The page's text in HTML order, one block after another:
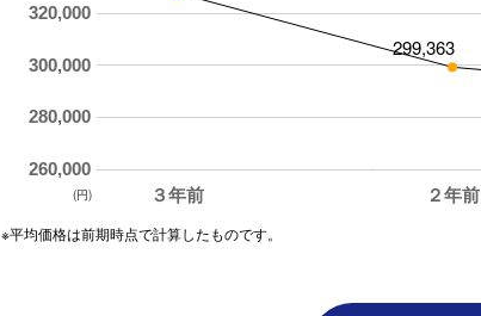
３年前 ２年前
260,000
280,000
300,000
320,000
299,363
(円)
※平均価格は前期時点で計算したものです。